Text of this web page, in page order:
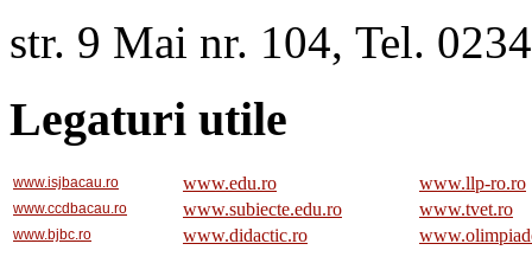
str. 9 Mai nr. 104, Tel.
Legaturi utile
www.isjbacau.ro www.edu.ro www.llp-ro.ro
www.ccdbacau.ro www.subiecte.edu.ro www.tvet.ro
www.bjbc.ro www.didactic.ro